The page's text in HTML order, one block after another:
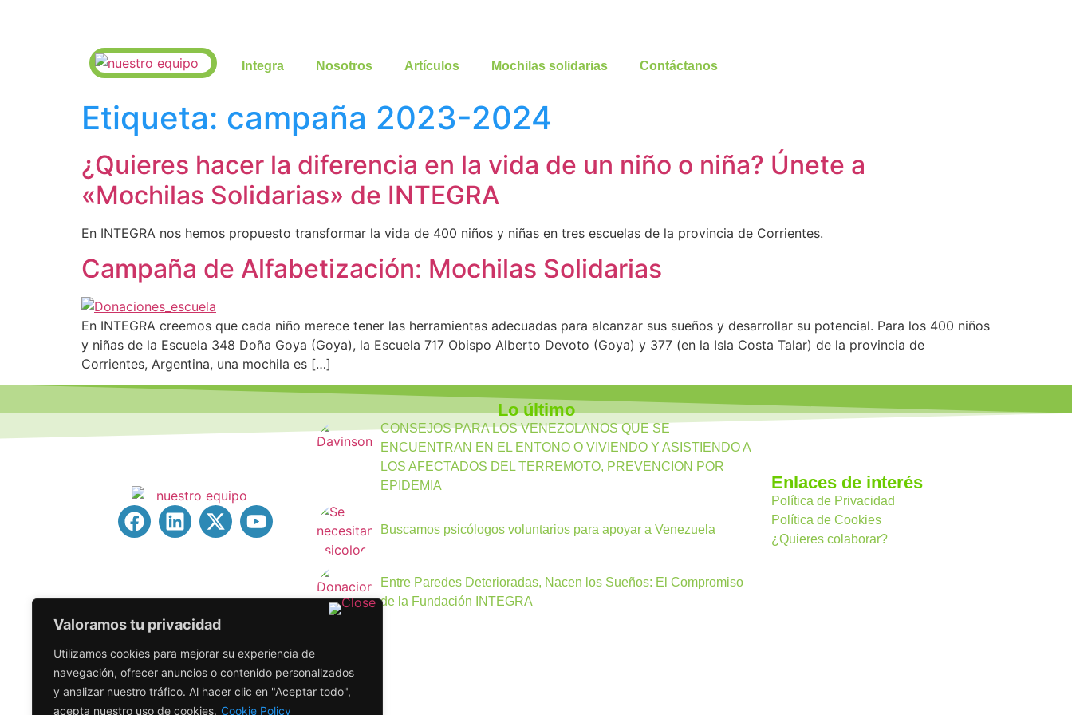
Valoramos tu privacidad
Utilizamos cookies para mejorar su experiencia de
navegación, ofrecer anuncios o contenido personalizados
y analizar nuestro tráfico. Al hacer clic en "Aceptar todo",
acepta nuestro uso de cookies. Cookie Policy
Integra Nosotros Artículos Mochilas solidarias Contáctanos
Etiqueta: campaña 2023-2024
¿Quieres hacer la diferencia en la vida de un niño o niña? Únete a
«Mochilas Solidarias» de INTEGRA
En INTEGRA nos hemos propuesto transformar la vida de 400 niños y niñas en tres escuelas de la provincia de Corrientes.
Campaña de Alfabetización: Mochilas Solidarias
En INTEGRA creemos que cada niño merece tener las herramientas adecuadas para alcanzar sus sueños y desarrollar su potencial. Para los 400 niños
y niñas de la Escuela 348 Doña Goya (Goya), la Escuela 717 Obispo Alberto Devoto (Goya) y 377 (en la Isla Costa Talar) de la provincia de
Corrientes, Argentina, una mochila es […]
Lo último
CONSEJOS PARA LOS VENEZOLANOS QUE SE
ENCUENTRAN EN EL ENTONO O VIVIENDO Y ASISTIENDO A
LOS AFECTADOS DEL TERREMOTO, PREVENCION POR
EPIDEMIA
Buscamos psicólogos voluntarios para apoyar a Venezuela
Entre Paredes Deterioradas, Nacen los Sueños: El Compromiso
de la Fundación INTEGRA
Enlaces de interés
Política de Privacidad
Política de Cookies
¿Quieres colaborar?